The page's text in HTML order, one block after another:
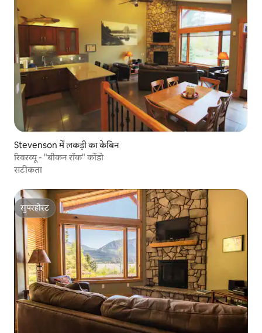
Stevenson में लकड़ी का केबिन
रिवरव्यू - "बीकन रॉक" कोंडो
सटीकता
सुपरहोस्ट
सुपरहोस्ट